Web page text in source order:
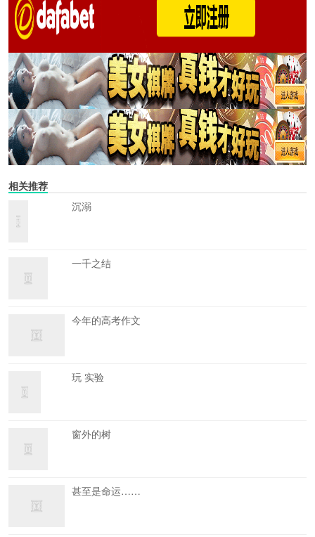
相关推荐
沉溺
一千之结
今年的高考作文
玩 实验
窗外的树
甚至是命运……